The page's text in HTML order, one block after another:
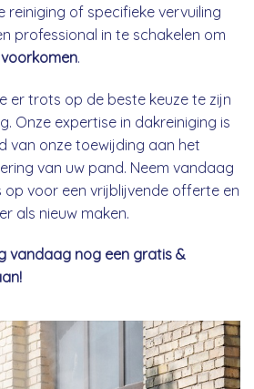
reiniging of specifieke vervuiling
professional in te schakelen om
voorkomen.
er trots op de beste keuze te zijn
Onze expertise in dakreiniging is
van onze toewijding aan het
van uw pand. Neem vandaag
voor een vrijblijvende offerte en
als nieuw maken.
vandaag nog een gratis &